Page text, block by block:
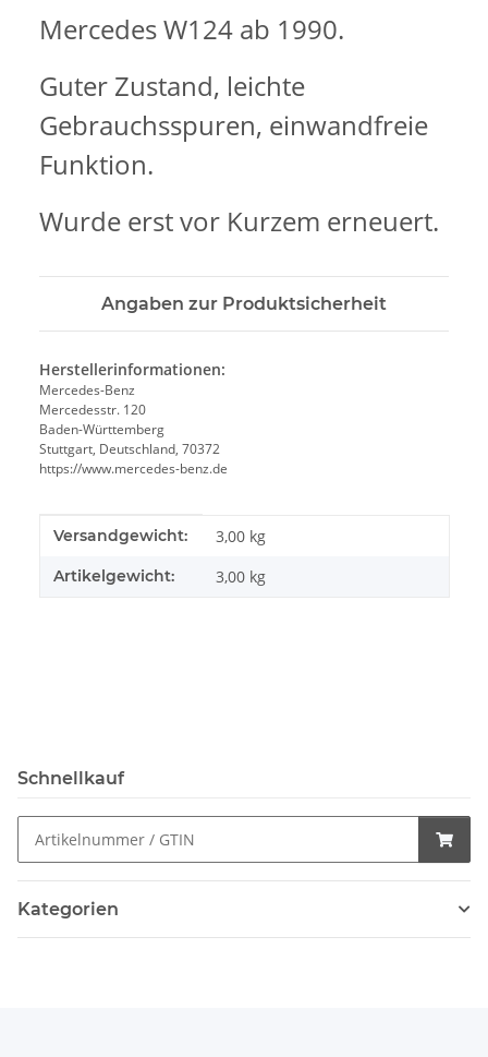
Mercedes W124 ab 1990.
Guter Zustand, leichte
Gebrauchsspuren, einwandfreie
Funktion.
Wurde erst vor Kurzem erneuert.
Angaben zur Produktsicherheit
Herstellerinformationen:
Mercedes-Benz
Mercedesstr. 120
Baden-Württemberg
Stuttgart, Deutschland, 70372
https://www.mercedes-benz.de
Produkteigenschaft
Wert
Versandgewicht: 3,00 kg
Artikelgewicht: 3,00 kg
Schnellkauf
Kategorien